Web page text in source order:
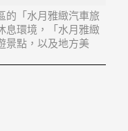
的「水月雅緻汽車旅
息環境，「水月雅緻
景點，以及地方美